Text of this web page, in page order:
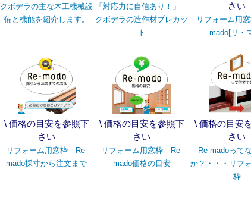
クボデラの主な木工機械設
備と機能を紹介します。
「対応力に自信あり！」
クボデラの造作材プレカッ
ト
さい
リフォーム用
mado[リ・
\ 価格の目安を参照下
さい
リフォーム用窓枠 Re-
mado採寸から注文まで
\ 価格の目安を参照下
さい
リフォーム用窓枠 Re-
mado価格の目安
\ 価格の目安
さい
Re-madoって
か？・・・リフ
枠